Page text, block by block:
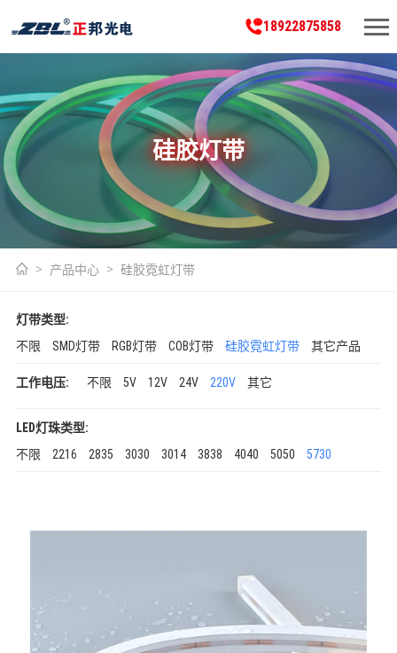
18922875858
硅胶灯带
产品中心 硅胶霓虹灯带
灯带类型:
不限
SMD灯带 RGB灯带 COB灯带 硅胶霓虹灯带 其它产品
工作电压: 不限 5V 12V 24V 220V 其它
LED灯珠类型:
不限
2216 2835 3030 3014 3838 4040 5050 5730